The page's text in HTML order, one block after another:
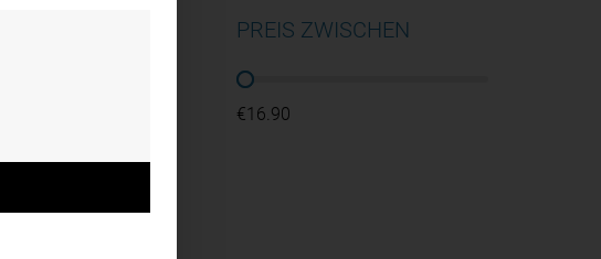
PREIS ZWISCHEN
PREIS ZWISCHEN
€16.90